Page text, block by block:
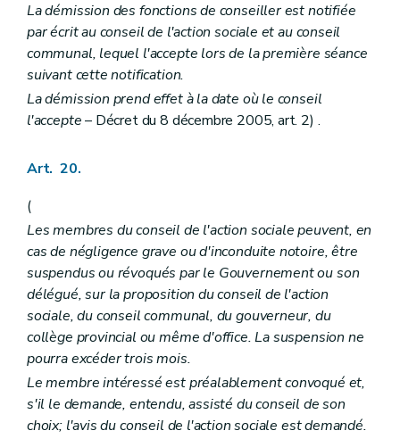
La démission des fonctions de conseiller est notifiée
par écrit au conseil de l'action sociale et au conseil
communal, lequel l'accepte lors de la première séance
suivant cette notification.
La démission prend effet à la date où le conseil
l'accepte– Décret du 8 décembre 2005, art. 2) .
Art. 20.
(
Les membres du conseil de l'action sociale peuvent, en
cas de négligence grave ou d'inconduite notoire, être
suspendus ou révoqués par le Gouvernement ou son
délégué, sur la proposition du conseil de l'action
sociale, du conseil communal, du gouverneur, du
collège provincial ou même d'office. La suspension ne
pourra excéder trois mois.
Le membre intéressé est préalablement convoqué et,
s'il le demande, entendu, assisté du conseil de son
choix; l'avis du conseil de l'action sociale est demandé.